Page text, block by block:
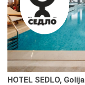
HOTEL SEDLO, Golija